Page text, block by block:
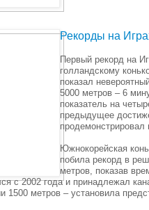
Рекорды на
Первый рекорд на
голландскому
показал
5000 метров – 6
показатель на
предыдущее
продемонстрировал
Южнокорейская
побила рекорд в
метров, показав
с 2002 года и принадлежал
1500 метров – установила